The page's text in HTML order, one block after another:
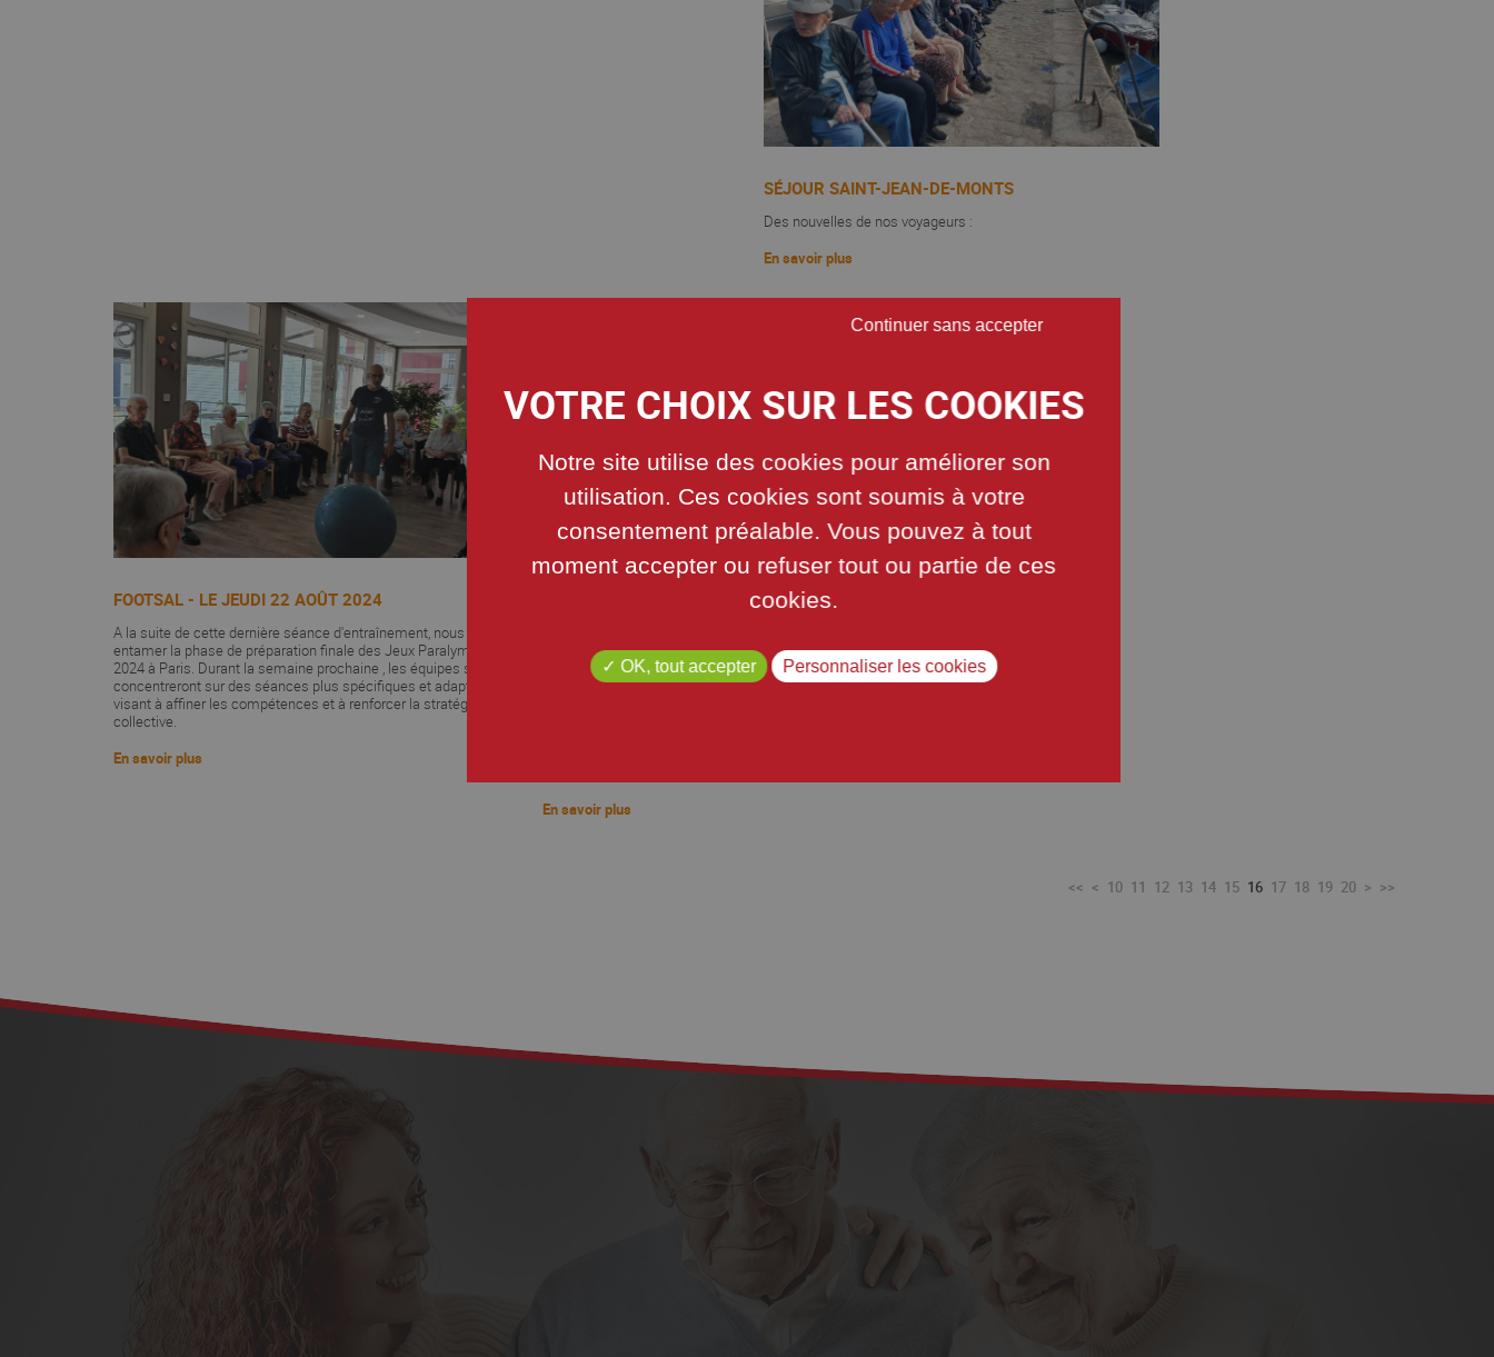
SÉJOUR SAINT-JEAN-DE-MONTS
Des nouvelles de nos voyageurs :
En savoir plus
FOOTSAL - LE JEUDI 22 AOÛT 2024
A la suite de cette dernière séance d'entraînement, nous allons
entamer la phase de préparation finale des Jeux Paralympique
2024 à Paris. Durant la semaine prochaine , les équipes se
concentreront sur des séances plus spécifiques et adaptées,
visant à affiner les compétences et à renforcer la stratégie
collective.
En savoir plus
REMISE DE MÉDAILLES DES JO 2024 - LE MERCREDI
La clôture et les remises de médailles des jeux Olympiques
2024 ont été un moment mémorable pour les sportifs de la
résidence Nazareth, en France. Ces 15 jours de compétitions
En savoir plus
<< < 10 11 12 13 14 15 16 17 18 19 20 > >>
Notre site utilise des cookies pour améliorer son
utilisation. Ces cookies sont soumis à votre
consentement préalable. Vous pouvez à tout
moment accepter ou refuser tout ou partie de ces
cookies.
OK, tout accepter
Continuer sans accepter
Personnaliser les cookies